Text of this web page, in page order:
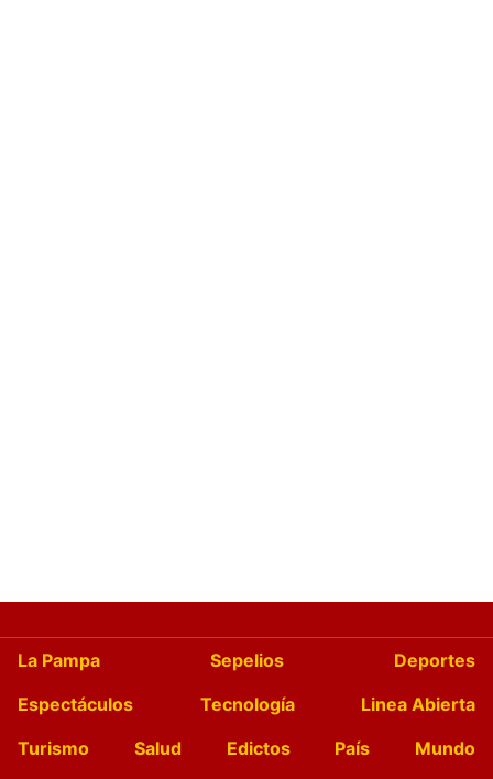
La Pampa Sepelios
Deportes
Espectáculos
Tecnología
Linea Abierta
Turismo
Salud Edictos País
Mundo